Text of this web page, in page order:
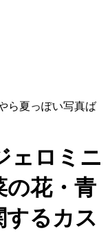
ら夏っぽい写真ば
ェロミニ
の花・青
するカス